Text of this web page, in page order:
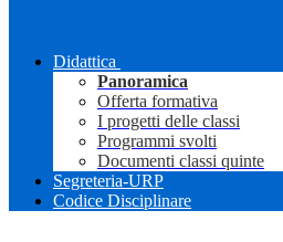
Didattica
Panoramica
Offerta formativa
I progetti delle classi
Programmi svolti
Documenti classi quinte
Segreteria-URP
Codice Disciplinare